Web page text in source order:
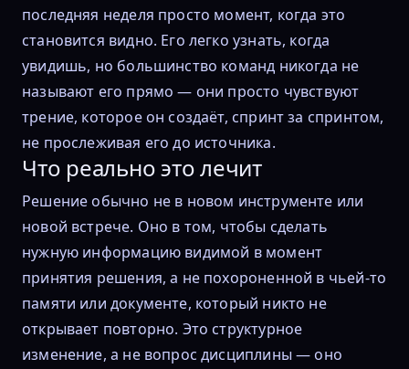
последняя неделя просто момент, когда это
становится видно. Его легко узнать, когда
увидишь, но большинство команд никогда не
называют его прямо — они просто чувствуют
трение, которое он создаёт, спринт за спринтом,
не прослеживая его до источника.
Что реально это лечит
Решение обычно не в новом инструменте или
новой встрече. Оно в том, чтобы сделать
нужную информацию видимой в момент
принятия решения, а не похороненной в чьей-то
памяти или документе, который никто не
открывает повторно. Это структурное
изменение, а не вопрос дисциплины — оно